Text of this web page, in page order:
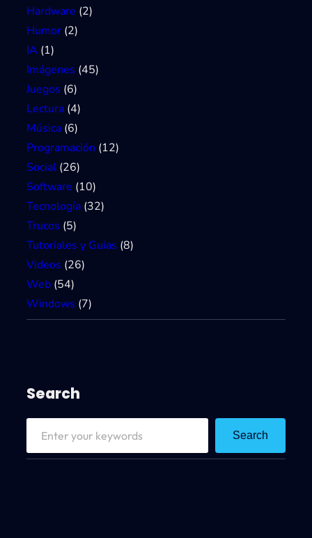
Hardware (2)
Humor (2)
IA (1)
Imágenes (45)
Juegos (6)
Lectura (4)
Música (6)
Programación (12)
Social (26)
Software (10)
Tecnología (32)
Trucos (5)
Tutoriales y Guías (8)
Videos (26)
Web (54)
Windows (7)
Search
Search